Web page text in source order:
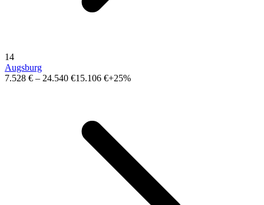
14
Augsburg
7.528 € – 24.540 €15.106 €+25%